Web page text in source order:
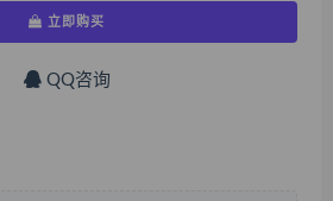
立即购买
QQ咨询